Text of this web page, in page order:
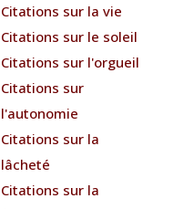
Citations sur la vie
Citations sur le soleil
Citations sur l'orgueil
Citations sur
l'autonomie
Citations sur la
lâcheté
Citations sur la